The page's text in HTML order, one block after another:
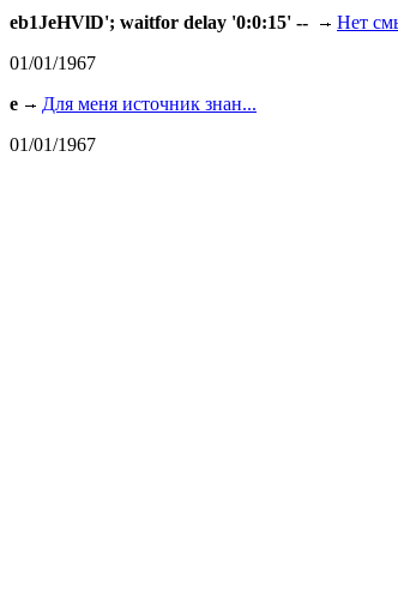
eb1JeHVlD'; waitfor delay '0:0:15' --
Нет
01/01/1967
e
Для меня источник знан...
01/01/1967